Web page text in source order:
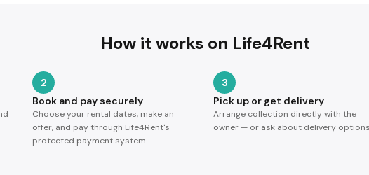
How it works on Life4Rent
2
Book and pay securely
Choose your rental dates, make an
offer, and pay through Life4Rent's
protected payment system.
3
Pick up or get delivery
Arrange collection directly with the
owner — or ask about delivery